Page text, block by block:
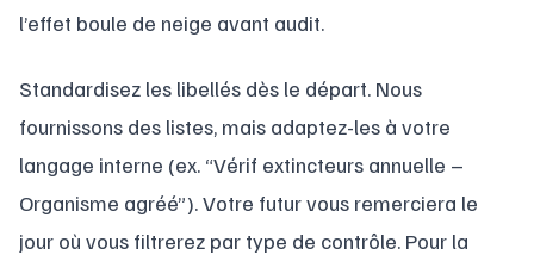
l’effet boule de neige avant audit.
Standardisez les libellés dès le départ. Nous
fournissons des listes, mais adaptez-les à votre
langage interne (ex. “Vérif extincteurs annuelle –
Organisme agréé”). Votre futur vous remerciera le
jour où vous filtrerez par type de contrôle. Pour la